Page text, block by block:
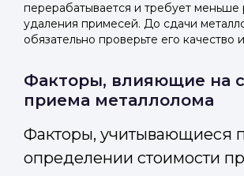
Отправить код
или подайте через форму на
или подайте через форму на
перерабатывается и требует меньше
удаления примесей. До сдачи
обязательно проверьте его качество
Факторы, влияющие на
приема металлолома
Факторы, учитывающиеся
определении стоимости